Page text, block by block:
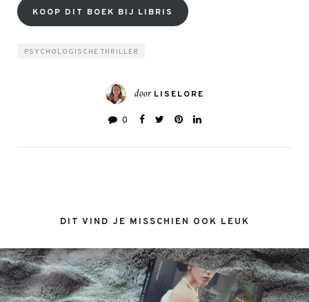
KOOP DIT BOEK BIJ LIBRIS
PSYCHOLOGISCHE THRILLER
door LISELORE
0
DIT VIND JE MISSCHIEN OOK LEUK